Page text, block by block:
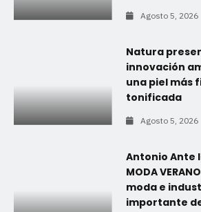
Agosto 5, 2026
Natura
innovación
una piel más
tonificada
Agosto 5, 2026
Antonio Ante
MODA
moda e
importante